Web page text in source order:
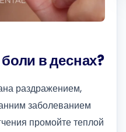
в деснах?
раздражением,
заболеванием
промойте теплой